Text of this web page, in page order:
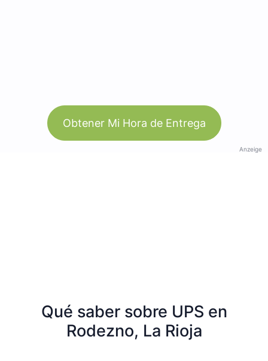
Obtener Mi Hora de Entrega
Anzeige
Qué saber sobre UPS en
Rodezno, La Rioja